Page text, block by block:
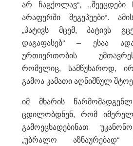
არ ჩაგქოლავ“, ,,შეეცდები
არაფერში შეგეპუები“.
„პატივს მცემ, პატივს
დაგაფასებ“ – ესაა
ურთიერთობის
რომელიც, სამწუხაროდ,
გამოა კამათი აღნიშნულ
იმ მხარის
ცდილობდნენ, რომ
გამოეცხადებინათ
„უბრალო